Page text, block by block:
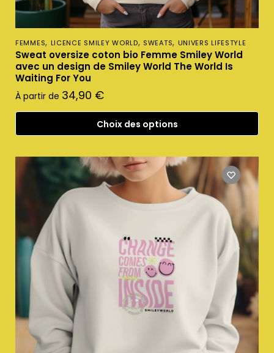
FEMMES, LICENCE SMILEY WORLD, SWEATS, UNIVERS LIFESTYLE
Sweat oversize coton bio Femme Smiley World
avec un design de Smiley World The World Is
Waiting For You
À partir de 34,90 €
Choix des options